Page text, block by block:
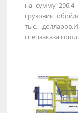
на сумму
грузовик
тыс.
спецзаказа